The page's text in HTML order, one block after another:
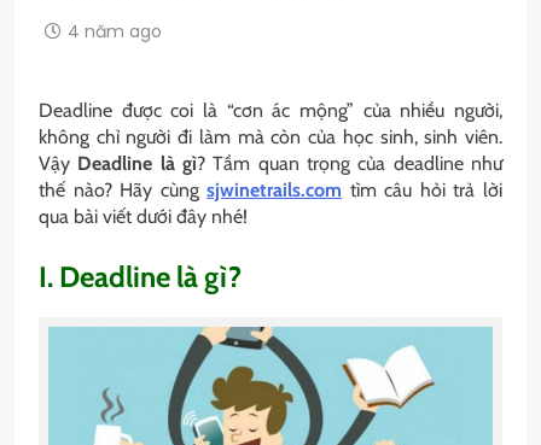
4 năm ago
Deadline được coi là “cơn ác mộng” của nhiều người,
không chỉ người đi làm mà còn của học sinh, sinh viên.
Vậy Deadline là gì? Tầm quan trọng của deadline như
thế nào? Hãy cùngsjwinetrails.com tìm câu hỏi trả lời
qua bài viết dưới đây nhé!
I. Deadline là gì?